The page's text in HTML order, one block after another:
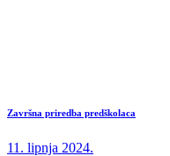
Završna priredba predškolaca
11. lipnja 2024.